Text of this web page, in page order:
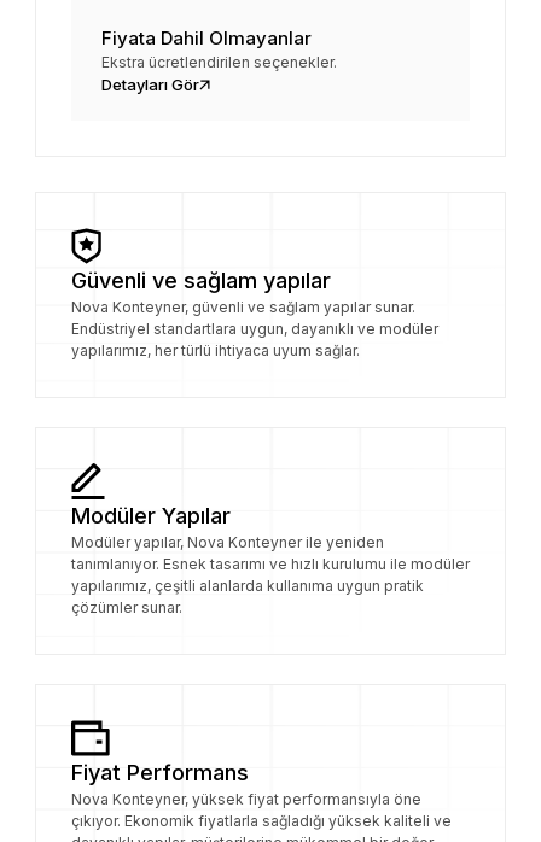
Fiyata Dahil Olmayanlar
Ekstra ücretlendirilen seçenekler.
Detayları Gör
Güvenli ve sağlam yapılar
Nova Konteyner, güvenli ve sağlam yapılar sunar.
Endüstriyel standartlara uygun, dayanıklı ve modüler
yapılarımız, her türlü ihtiyaca uyum sağlar.
Modüler Yapılar
Modüler yapılar, Nova Konteyner ile yeniden
tanımlanıyor. Esnek tasarımı ve hızlı kurulumu ile modüler
yapılarımız, çeşitli alanlarda kullanıma uygun pratik
çözümler sunar.
Fiyat Performans
Nova Konteyner, yüksek fiyat performansıyla öne
çıkıyor. Ekonomik fiyatlarla sağladığı yüksek kaliteli ve